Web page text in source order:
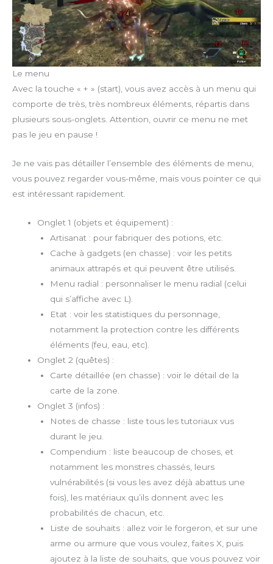
Le menu
Avec la touche « + » (start), vous avez accès à un menu qui
comporte de très, très nombreux éléments, répartis dans
plusieurs sous-onglets. Attention, ouvrir ce menu ne met
pas le jeu en pause !
Je ne vais pas détailler l’ensemble des éléments de menu,
vous pouvez regarder vous-même, mais vous pointer ce qui
est intéressant rapidement.
Onglet 1 (objets et équipement) :
Artisanat : pour fabriquer des potions, etc.
Cache à gadgets (en chasse) : voir les petits
animaux attrapés et qui peuvent être utilisés.
Menu radial : personnaliser le menu radial (celui
qui s’affiche avec L).
Etat : voir les statistiques du personnage,
notamment la protection contre les différents
éléments (feu, eau, etc).
Onglet 2 (quêtes) :
Carte détaillée (en chasse) : voir le détail de la
carte de la zone.
Onglet 3 (infos) :
Notes de chasse : liste tous les tutoriaux vus
durant le jeu.
Compendium : liste beaucoup de choses, et
notamment les monstres chassés, leurs
vulnérabilités (si vous les avez déjà abattus une
fois), les matériaux qu’ils donnent avec les
probabilités de chacun, etc.
Liste de souhaits : allez voir le forgeron, et sur une
arme ou armure que vous voulez, faites X, puis
ajoutez à la liste de souhaits, que vous pouvez voir